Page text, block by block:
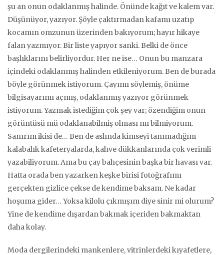
şu an onun odaklanmış halinde. Önünde kağıt ve kalem var.
Düşünüyor, yazıyor. Şöyle çaktırmadan kafamı uzatıp
kocamın omzunun üzerinden bakıyorum; hayır hikaye
falan yazmıyor. Bir liste yapıyor sanki. Belki de önce
başlıklarını belirliyordur. Her ne ise… Onun bu manzara
içindeki odaklanmış halinden etkileniyorum. Ben de burada
böyle görünmek istiyorum. Çayımı söylemiş, önüme
bilgisayarımı açmış, odaklanmış yazıyor görünmek
istiyorum. Yazmak istediğim çok şey var; özendiğim onun
görüntüsü mü odaklanabilmiş olması mı bilmiyorum.
Sanırım ikisi de… Ben de aslında kimseyi tanımadığım
kalabalık kafeteryalarda, kahve dükkanlarında çok verimli
yazabiliyorum. Ama bu çay bahçesinin başka bir havası var.
Hatta orada ben yazarken keşke birisi fotoğrafımı
gerçekten gizlice çekse de kendime baksam. Ne kadar
hoşuma gider… Yoksa kilolu çıkmışım diye sinir mi olurum?
Yine de kendime dışardan bakmak içeriden bakmaktan
daha kolay.
Moda dergilerindeki mankenlere, vitrinlerdeki kıyafetlere,